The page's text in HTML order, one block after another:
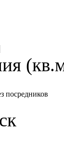
посредников